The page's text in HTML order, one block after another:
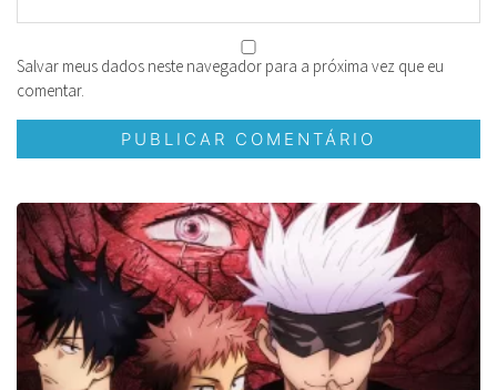
Salvar meus dados neste navegador para a próxima vez que eu
comentar.